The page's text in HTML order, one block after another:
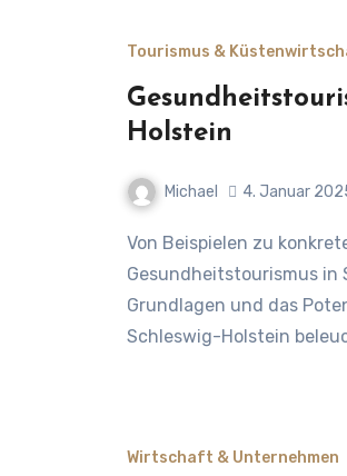
Tourismus &
Holstein
Michael 4. Januar
Von Beispielen zu konkreten Ideen und Konzepten zum
Gesundheitstourismus in
Grundlagen und das
Schleswig-Holstein
Wirtschaft & Unternehmen